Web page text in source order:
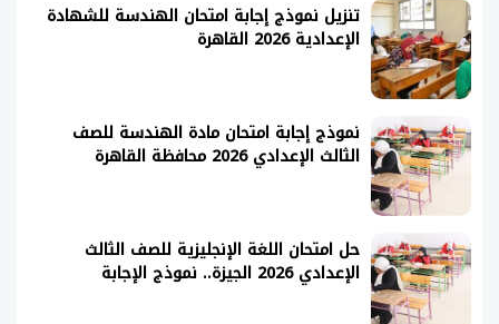
تنزيل نموذج إجابة امتحان الهندسة للشهادة
الإعدادية 2026 القاهرة
نموذج إجابة امتحان مادة الهندسة للصف
الثالث الإعدادي 2026 محافظة القاهرة
حل امتحان اللغة الإنجليزية للصف الثالث
الإعدادي 2026 الجيزة.. نموذج الإجابة